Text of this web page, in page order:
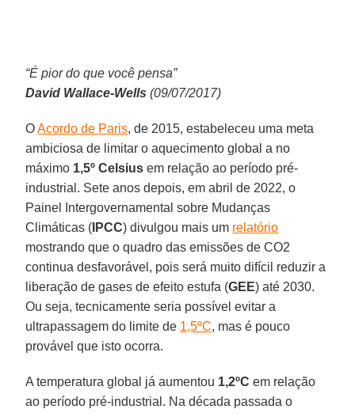
“É pior do que você pensa”
David Wallace-Wells (09/07/2017)
OAcordo de Paris, de 2015, estabeleceu uma meta
ambiciosa de limitar o aquecimento global a no
máximo 1,5º Celsius em relação ao período pré-
industrial. Sete anos depois, em abril de 2022, o
Painel Intergovernamental sobre Mudanças
Climáticas ( IPCC) divulgou mais um relatório
mostrando que o quadro das emissões de CO2
continua desfavorável, pois será muito difícil reduzir a
liberação de gases de efeito estufa (GEE) até 2030.
Ou seja, tecnicamente seria possível evitar a
ultrapassagem do limite de 1,5ºC, mas é pouco
provável que isto ocorra.
A temperatura global já aumentou 1,2ºC em relação
ao período pré-industrial. Na década passada o